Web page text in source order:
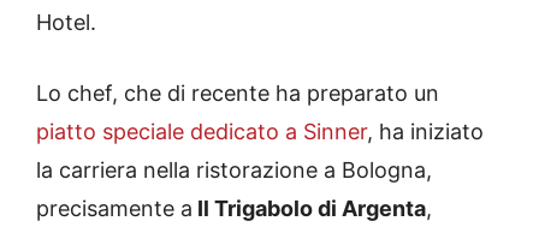
Hotel.
Lo chef, che di recente ha preparato un
piatto speciale dedicato a Sinner, ha iniziato
la carriera nella ristorazione a Bologna,
precisamente a Il Trigabolo di Argenta,